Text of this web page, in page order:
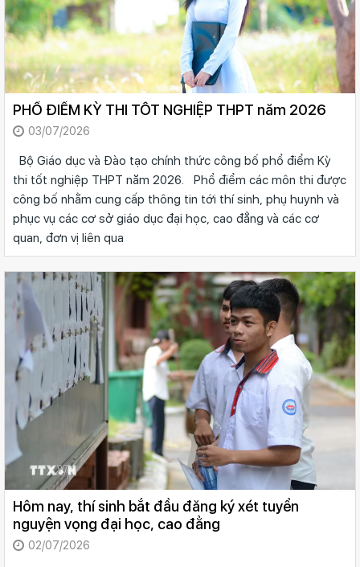
PHỔ ĐIỂM KỲ THI TỐT NGHIỆP THPT năm 2026
03/07/2026
Bộ Giáo dục và Đào tạo chính thức công bố phổ điểm Kỳ
thi tốt nghiệp THPT năm 2026. Phổ điểm các môn thi được
công bố nhằm cung cấp thông tin tới thí sinh, phụ huynh và
phục vụ các cơ sở giáo dục đại học, cao đẳng và các cơ
quan, đơn vị liên qua
Hôm nay, thí sinh bắt đầu đăng ký xét tuyển
nguyện vọng đại học, cao đẳng
02/07/2026